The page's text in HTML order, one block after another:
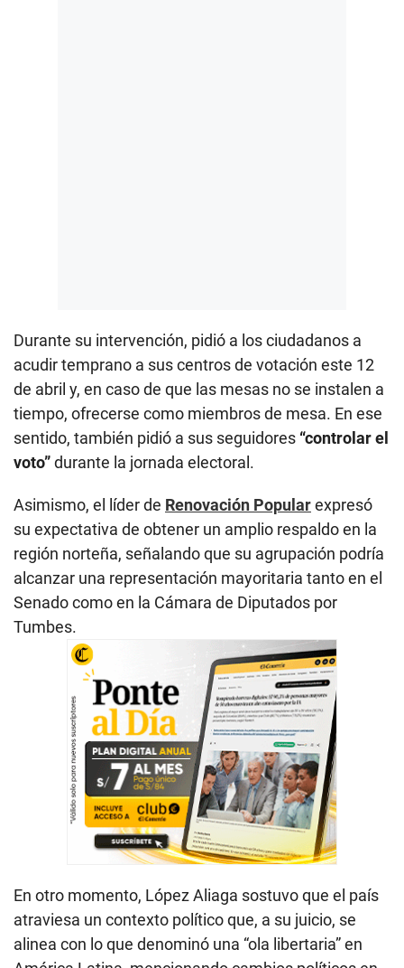
Durante su intervención, pidió a los ciudadanos a
acudir temprano a sus centros de votación este 12
de abril y, en caso de que las mesas no se instalen a
tiempo, ofrecerse como miembros de mesa. En ese
sentido, también pidió a sus seguidores “controlar el
voto”durante la jornada electoral.
Asimismo, el líder de Renovación Popularexpresó
su expectativa de obtener un amplio respaldo en la
región norteña, señalando que su agrupación podría
alcanzar una representación mayoritaria tanto en el
Senado como en la Cámara de Diputados por
Tumbes.
En otro momento, López Aliaga sostuvo que el país
atraviesa un contexto político que, a su juicio, se
alinea con lo que denominó una “ola libertaria” en